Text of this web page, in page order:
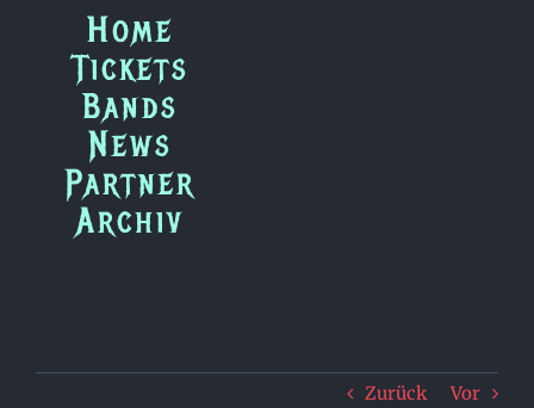
Home
Tickets
Bands
News
Partner
Archiv
Zurück Vor